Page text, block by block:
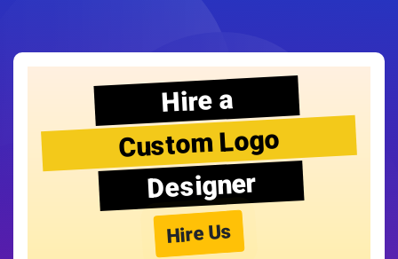
Hire a
Custom Logo
Designer
Hire Us